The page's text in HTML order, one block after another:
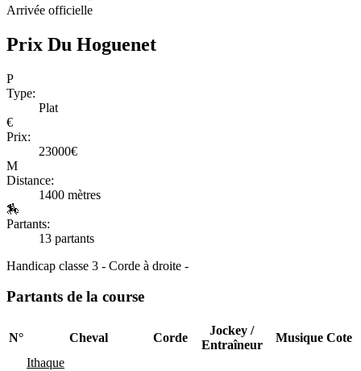
Arrivée officielle
Prix Du Hoguenet
P
Type:
Plat
€
Prix:
23000€
M
Distance:
1400 mètres
🏇
Partants:
13 partants
Handicap classe 3 - Corde à droite -
Partants de la course
N° Cheval Corde
Jockey /
Entraîneur
Musique Cote
Ithaque